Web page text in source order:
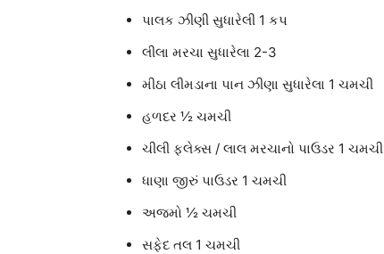
પાલક ઝીણી સુધારેલી 1 કપ
લીલા મરચા સુધારેલા 2-3
મીઠા લીમડાના પાન ઝીણા સુધારેલા 1 ચમચી
હળદર ½ ચમચી
ચીલી ફ્લેક્સ / લાલ મરચાનો પાઉડર 1 ચમચી
ધાણા જીરું પાઉડર 1 ચમચી
અજમો ½ ચમચી
સફેદ તલ 1 ચમચી